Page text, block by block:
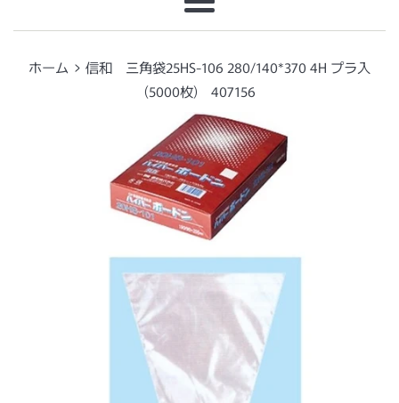
メ
ニ
ュ
ー
ホーム › 信和 三角袋25HS-106 280/140*370 4H プラ入
(5000枚) 407156